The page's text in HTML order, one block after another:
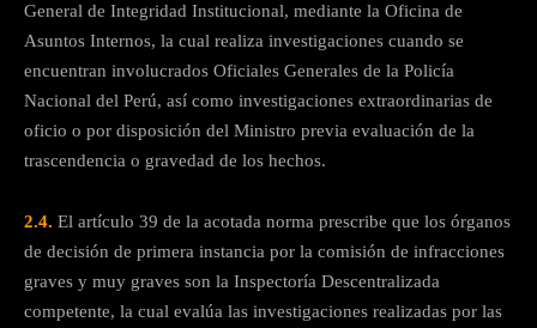
General de Integridad Institucional, mediante la Oficina de
Asuntos Internos, la cual realiza investigaciones cuando se
encuentran involucrados Oficiales Generales de la Policía
Nacional del Perú, así como investigaciones extraordinarias de
oficio o por disposición del Ministro previa evaluación de la
trascendencia o gravedad de los hechos.
2.4. El artículo 39 de la acotada norma prescribe que los órganos
de decisión de primera instancia por la comisión de infracciones
graves y muy graves son la Inspectoría Descentralizada
competente, la cual evalúa las investigaciones realizadas por las